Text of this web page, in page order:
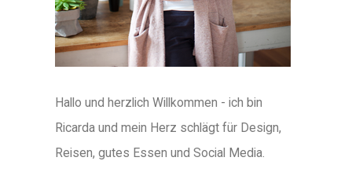
Hallo und herzlich Willkommen - ich bin
Ricarda und mein Herz schlägt für Design,
Reisen, gutes Essen und Social Media.